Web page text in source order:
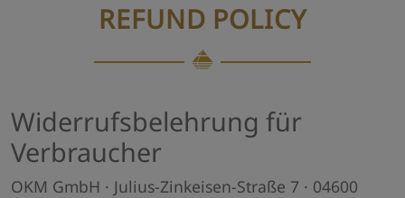
REFUND POLICY
Widerrufsbelehrung für
Verbraucher
OKM GmbH · Julius-Zinkeisen-Straße 7 · 04600